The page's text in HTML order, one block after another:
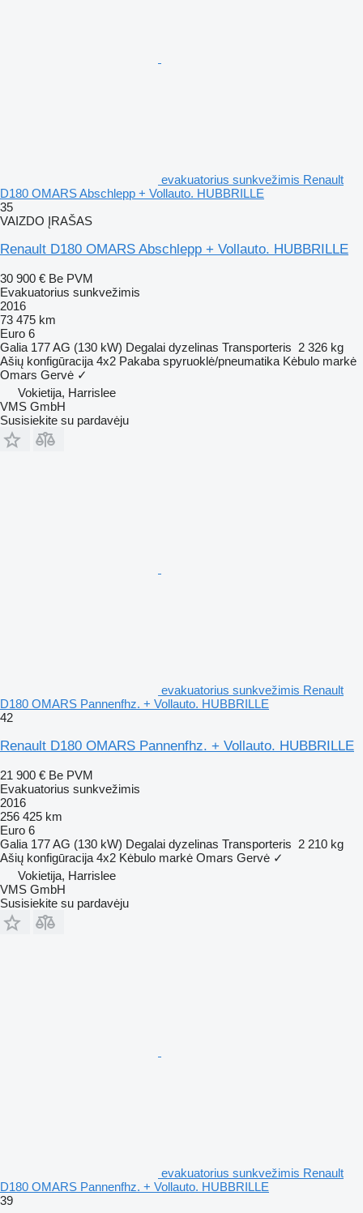
evakuatorius sunkvežimis Renault
D180 OMARS Abschlepp + Vollauto. HUBBRILLE
35
VAIZDO ĮRAŠAS
Renault D180 OMARS Abschlepp + Vollauto. HUBBRILLE
30 900 € Be PVM
Evakuatorius sunkvežimis
2016
73 475 km
Euro 6
Galia 177 AG (130 kW) Degalai dyzelinas Transporteris 2 326 kg
Ašių konfigūracija 4x2 Pakaba spyruoklė/pneumatika Kėbulo markė
Omars Gervė ✓
Vokietija, Harrislee
VMS GmbH
Susisiekite su pardavėju
evakuatorius sunkvežimis Renault
D180 OMARS Pannenfhz. + Vollauto. HUBBRILLE
42
Renault D180 OMARS Pannenfhz. + Vollauto. HUBBRILLE
21 900 € Be PVM
Evakuatorius sunkvežimis
2016
256 425 km
Euro 6
Galia 177 AG (130 kW) Degalai dyzelinas Transporteris 2 210 kg
Ašių konfigūracija 4x2 Kėbulo markė Omars Gervė ✓
Vokietija, Harrislee
VMS GmbH
Susisiekite su pardavėju
evakuatorius sunkvežimis Renault
D180 OMARS Pannenfhz. + Vollauto. HUBBRILLE
39